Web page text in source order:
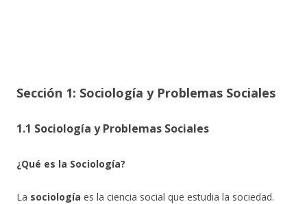
Sección 1: Sociología y Problemas Sociales
1.1 Sociología y Problemas Sociales
¿Qué es la Sociología?
La sociología es la ciencia social que estudia la sociedad.